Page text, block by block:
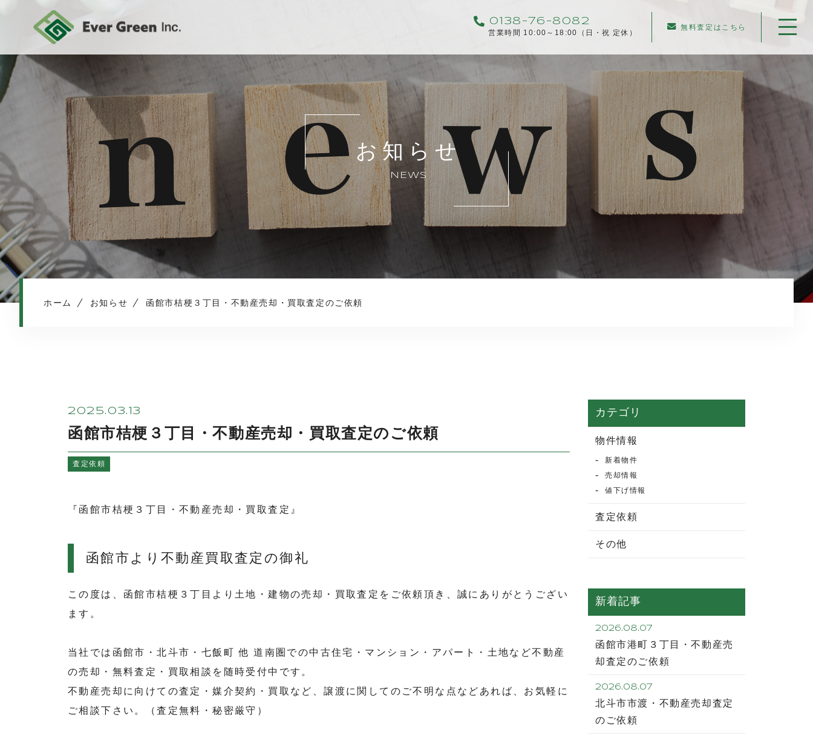
0138-76-8082
営業時間 10:00～18:00（日・祝 定休）
無料査定はこちら
当社について
不動産売却について
仲介売却
業者買取
不動産相続
プライバシーポリシー
お知らせ
NEWS
ホーム お知らせ 函館市桔梗３丁目・不動産売却・買取査定のご依頼
2025.03.13
函館市桔梗３丁目・不動産売却・買取査定のご依頼
査定依頼
『函館市桔梗３丁目・不動産売却・買取査定』
函館市より不動産買取査定の御礼
この度は、函館市桔梗３丁目より土地・建物の売却・買取査定をご依頼頂き、誠にありがとうござい
ます。
当社では函館市・北斗市・七飯町 他 道南圏での中古住宅・マンション・アパート・土地など不動産
の売却・無料査定・買取相談を随時受付中です。
不動産売却に向けての査定・媒介契約・買取など、譲渡に関してのご不明な点などあれば、お気軽に
ご相談下さい。（査定無料・秘密厳守）
カテゴリ
物件情報
新着物件
売却情報
値下げ情報
査定依頼
その他
新着記事
2026.08.07
函館市港町３丁目・不動産売
却査定のご依頼
2026.08.07
北斗市市渡・不動産売却査定
のご依頼